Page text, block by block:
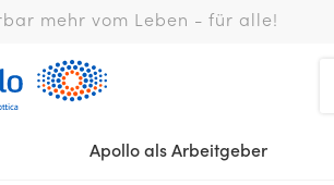
mehr vom Leben - für alle!
Apollo als Arbeitgeber